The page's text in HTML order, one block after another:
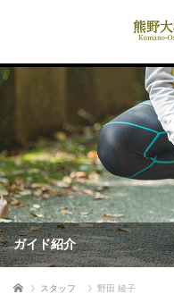
ガイド紹介
ホーム スタッフ 野田 綾子